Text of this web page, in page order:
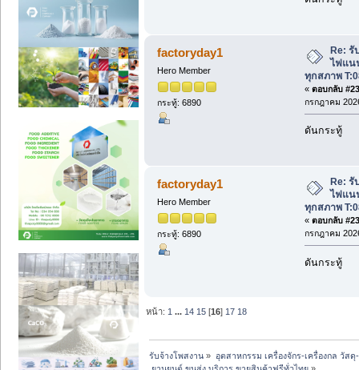
factoryday1
Hero Member
กระทู้: 6890
Re: รั
ไฟแน
ทุกสภาพ
« ตอบกลับ
กรกฎาคม
ดันกระทู้
factoryday1
Hero Member
กระทู้: 6890
Re: รั
ไฟแน
ทุกสภาพ
« ตอบกลับ
กรกฎาคม
ดันกระทู้
หน้า: 1 ... 14 15 [16] 17 18
รับจ้างโพสงาน » อุตสาหกรรม เครื่องจักร-เครื่องกล วัส